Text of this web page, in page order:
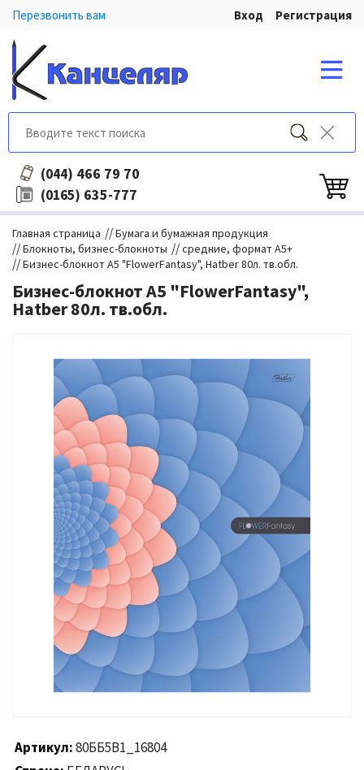
Перезвонить вам Вход Регистрация
(044) 466 79 70
(0165) 635-777
Главная страница //Бумага и бумажная продукция
//Блокноты, бизнес-блокноты //средние, формат А5+
//Бизнес-блокнот А5 "FlowerFantasy", Hatber 80л. тв.обл.
Бизнес-блокнот А5 "FlowerFantasy",
Hatber 80л. тв.обл.
Артикул 80ББ5В1_16804